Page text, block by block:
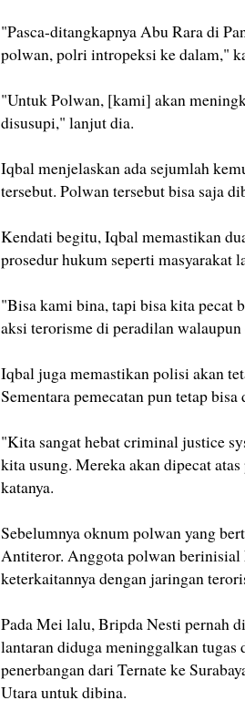
"Pasca-ditangkapnya Abu Rara di
polwan, polri intropeksi ke dalam,"
"Untuk Polwan, [kami] akan
disusupi," lanjut dia.
Iqbal menjelaskan ada sejumlah
tersebut. Polwan tersebut bisa saja
Kendati begitu, Iqbal memastikan
prosedur hukum seperti masyarakat
"Bisa kami bina, tapi bisa kita pecat
aksi terorisme di peradilan
Iqbal juga memastikan polisi akan
Sementara pemecatan pun tetap
"Kita sangat hebat criminal justice
kita usung. Mereka akan dipecat
katanya.
Sebelumnya oknum polwan yang
Antiteror. Anggota polwan berinisial
keterkaitannya dengan jaringan
Pada Mei lalu, Bripda Nesti pernah
lantaran diduga meninggalkan tugas
penerbangan dari Ternate ke
Utara untuk dibina.